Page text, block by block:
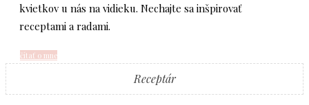
kvietkov u nás na vidieku. Nechajte sa inšpirovať
receptami a radami.
čítať o mne
Receptár